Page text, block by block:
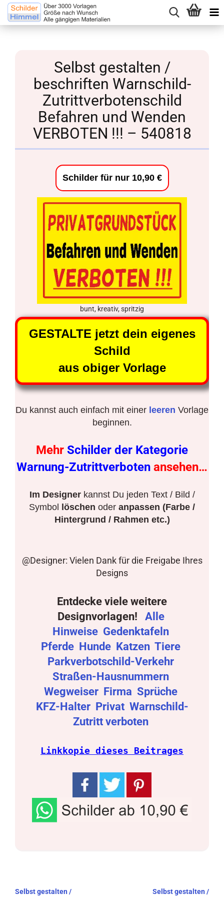
Selbst gestalten /
beschriften Warnschild-
Zutrittverbotenschild
Befahren und Wenden
VERBOTEN !!! – 540818
Schilder für nur 10,90 €
bunt, kreativ, spritzig
GESTALTE jetzt dein eigenes
Schild
aus obiger Vorlage
Du kannst auch einfach mit einer leeren Vorlage
beginnen.
Mehr Schilder der Kategorie
Warnung-Zutrittverboten ansehen…
Im Designerkannst Du jeden Text / Bild /
Symbol
löschen oder anpassen (Farbe /
Hintergrund / Rahmen etc.)
@Designer: Vielen Dank für die Freigabe Ihres
Designs
Entdecke viele weitere
Designvorlagen!
Alle
Hinweise Gedenktafeln
Pferde Hunde Katzen Tiere
Parkverbotschild-Verkehr
Straßen-Hausnummern
Wegweiser Firma Sprüche
KFZ-Halter Privat Warnschild-
Zutritt verboten
Linkkopie dieses Beitrages
Beitragsnavigation
Selbst gestalten / Selbst gestalten /